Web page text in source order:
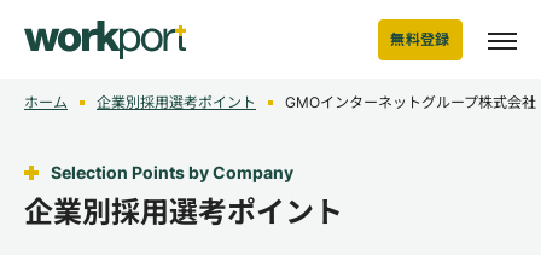
無料登録
ホーム 企業別採用選考ポイント GMOインターネットグループ株式会社
Selection Points by Company
企業別採用選考ポイント